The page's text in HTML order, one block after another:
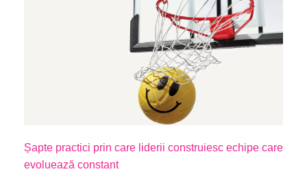
Șapte practici prin care liderii construiesc echipe care
evoluează constant